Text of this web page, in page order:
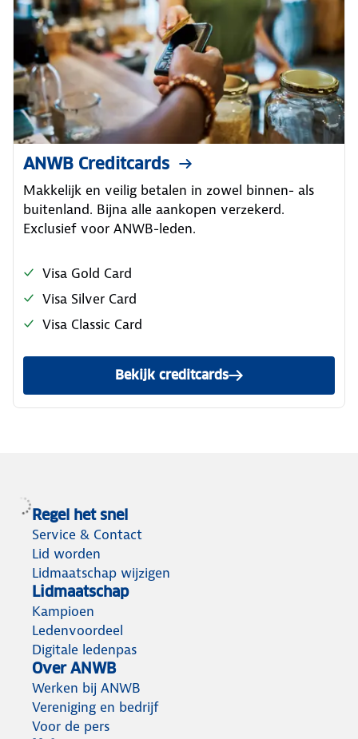
ANWB Creditcards
Makkelijk en veilig betalen in zowel binnen- als
buitenland. Bijna alle aankopen verzekerd.
Exclusief voor ANWB-leden.
Visa Gold Card
Visa Silver Card
Visa Classic Card
Bekijk creditcards
Regel het snel
Service & Contact
Lid worden
Lidmaatschap wijzigen
Lidmaatschap
Kampioen
Ledenvoordeel
Digitale ledenpas
Over ANWB
Werken bij ANWB
Vereniging en bedrijf
Voor de pers